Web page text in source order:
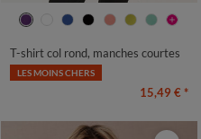
34/36 38/40 42/44
46/48
T-shirt col rond, manches courtes
LES MOINS CHERS
15,49 € *